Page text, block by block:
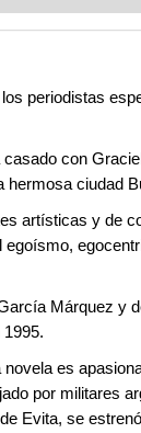
periodistas
con
ciudad
artísticas y de
Márquez y
es
por militares
Evita, se